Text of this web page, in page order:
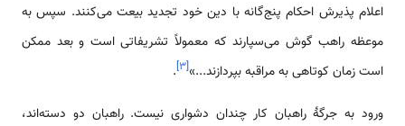
اعلام پذیرش احکام پنج‌گانه با دین خود تجدید بیعت می‌کنند. سپس به
موعظه راهب گوش می‌سپارند که معمولاً تشریفاتی است و بعد ممکن
است زمان کوتاهی به مراقبه بپردازند...»[۳]
.
ورود به جرگهٔ راهبان کار چندان دشواری نیست. راهبان دو دسته‌اند،